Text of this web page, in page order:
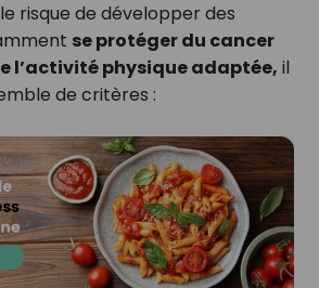
risque de développer des
se protéger du cancer
l’activité physique adaptée, il
de critères :